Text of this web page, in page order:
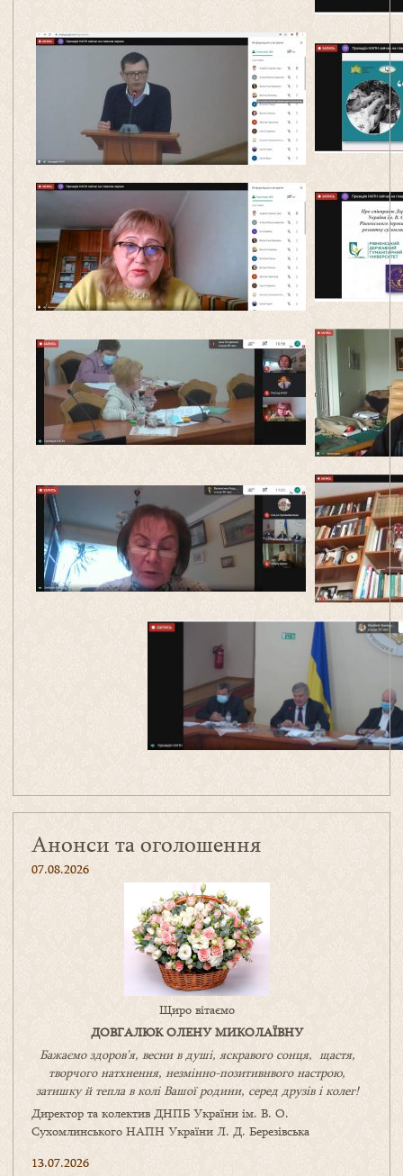
Анонси та оголошення
07.08.2026
Щиро вітаємо
ДОВГАЛЮК ОЛЕНУ МИКОЛАЇВНУ
Бажаємо здоров’я, весни в душі, яскравого сонця, щастя,
творчого натхнення, незмінно-позитивнвого настрою,
затишкуйтепла в коліВашоїродини, серед друзів і колег!
Директор та колектив ДНПБ України ім. В. О.
Сухомлинського НАПН України Л. Д. Березівська
13.07.2026